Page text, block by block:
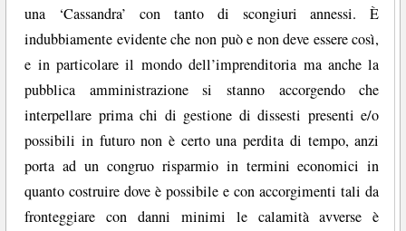
una ‘Cassandra’ con tanto di scongiuri annessi. È
indubbiamente evidente che non può e non deve essere così,
e in particolare il mondo dell’imprenditoria ma anche la
pubblica amministrazione si stanno accorgendo che
interpellare prima chi di gestione di dissesti presenti e/o
possibili in futuro non è certo una perdita di tempo, anzi
porta ad un congruo risparmio in termini economici in
quanto costruire dove è possibile e con accorgimenti tali da
fronteggiare con danni minimi le calamità avverse è